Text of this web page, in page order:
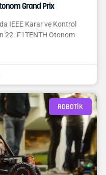
Grand Prix
IEEE Karar ve Kontrol
22. F1TENTH Otonom
ROBOTIK